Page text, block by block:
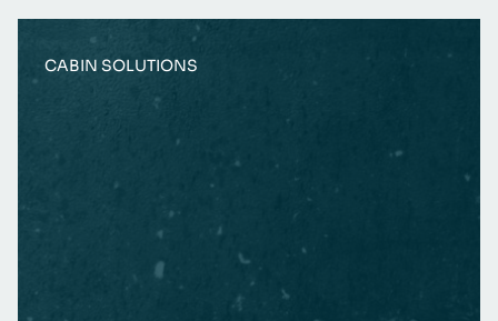
CABIN SOLUTIONS